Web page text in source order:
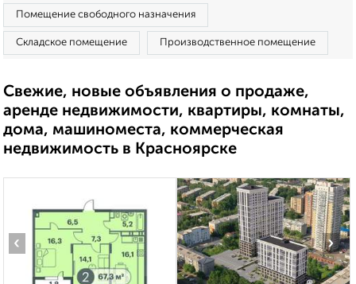
Помещение свободного назначения
Складское помещение Производственное помещение
Свежие, новые объявления о продаже,
аренде недвижимости, квартиры, комнаты,
дома, машиноместа, коммерческая
недвижимость в Красноярске
‹ ›